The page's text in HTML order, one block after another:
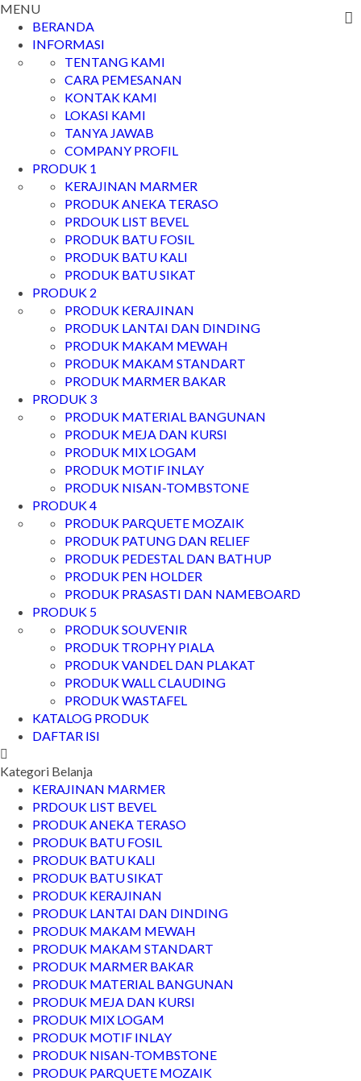
MENU
BERANDA
INFORMASI
TENTANG KAMI
CARA PEMESANAN
KONTAK KAMI
LOKASI KAMI
TANYA JAWAB
COMPANY PROFIL
PRODUK 1
KERAJINAN MARMER
PRODUK ANEKA TERASO
PRDOUK LIST BEVEL
PRODUK BATU FOSIL
PRODUK BATU KALI
PRODUK BATU SIKAT
PRODUK 2
PRODUK KERAJINAN
PRODUK LANTAI DAN DINDING
PRODUK MAKAM MEWAH
PRODUK MAKAM STANDART
PRODUK MARMER BAKAR
PRODUK 3
PRODUK MATERIAL BANGUNAN
PRODUK MEJA DAN KURSI
PRODUK MIX LOGAM
PRODUK MOTIF INLAY
PRODUK NISAN-TOMBSTONE
PRODUK 4
PRODUK PARQUETE MOZAIK
PRODUK PATUNG DAN RELIEF
PRODUK PEDESTAL DAN BATHUP
PRODUK PEN HOLDER
PRODUK PRASASTI DAN NAMEBOARD
PRODUK 5
PRODUK SOUVENIR
PRODUK TROPHY PIALA
PRODUK VANDEL DAN PLAKAT
PRODUK WALL CLAUDING
PRODUK WASTAFEL
KATALOG PRODUK
DAFTAR ISI
Kategori Belanja
KERAJINAN MARMER
PRDOUK LIST BEVEL
PRODUK ANEKA TERASO
PRODUK BATU FOSIL
PRODUK BATU KALI
PRODUK BATU SIKAT
PRODUK KERAJINAN
PRODUK LANTAI DAN DINDING
PRODUK MAKAM MEWAH
PRODUK MAKAM STANDART
PRODUK MARMER BAKAR
PRODUK MATERIAL BANGUNAN
PRODUK MEJA DAN KURSI
PRODUK MIX LOGAM
PRODUK MOTIF INLAY
PRODUK NISAN-TOMBSTONE
PRODUK PARQUETE MOZAIK